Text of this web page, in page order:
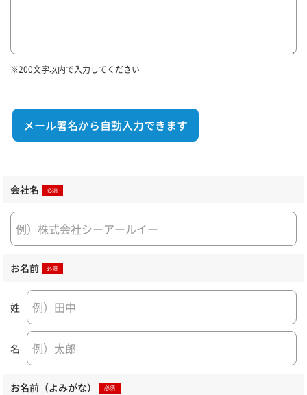
※200文字以内で入力してください
メール署名から自動入力できます
会社名
お名前
姓
名
お名前（よみがな）